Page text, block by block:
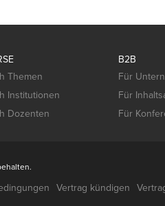
Themen
Institutionen
Dozenten
B2B
Für
Für
Für
Vertrag kündigen